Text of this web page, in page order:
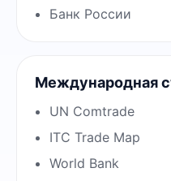
Банк России
Международная
UN Comtrade
ITC Trade Map
World Bank